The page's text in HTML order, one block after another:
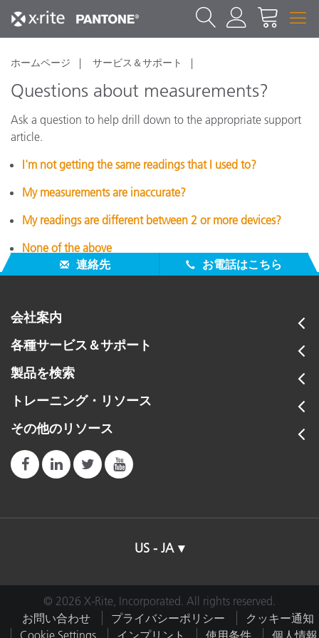
ホームページ サービス＆サポート
Questions about measurements?
Ask a question to help drill down to the appropriate support
article.
I'm not getting the same readings that I used to?
My measurements are inaccurate?
My readings are different between 2 or more devices?
None of the above
連絡先
お電話はこちら
会社案内
各種サービス＆サポート
製品を検索
トレーニング・リソース
その他のリソース
US - JA
© 2026 X-Rite, Incorporated. All rights reserved.
お問い合わせ
プライバシーポリシー
クッキー通知
Cookie Settings
インプリント 使用条件 個人情報